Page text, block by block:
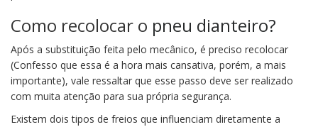
Como recolocar o pneu dianteiro?
Após a substituição feita pelo mecânico, é preciso recolocar
(Confesso que essa é a hora mais cansativa, porém, a mais
importante), vale ressaltar que esse passo deve ser realizado
com muita atenção para sua própria segurança.
Existem dois tipos de freios que influenciam diretamente a